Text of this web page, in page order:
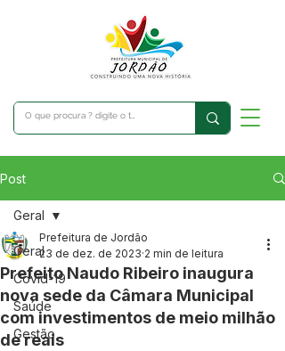
Post
Geral
Covid-19
Saúde
Gestão
Geral
Prefeito Naudo Ribeiro inaugura
nova sede da Câmara Municipal
com investimentos de meio milhão
de reais
Prefeitura de Jordão
23 de dez. de 2023 2 min de leitura